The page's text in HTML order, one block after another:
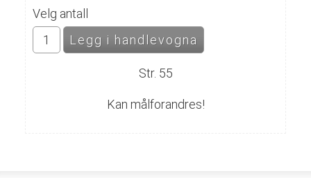
Velg antall
Str. 55
Kan målforandres!